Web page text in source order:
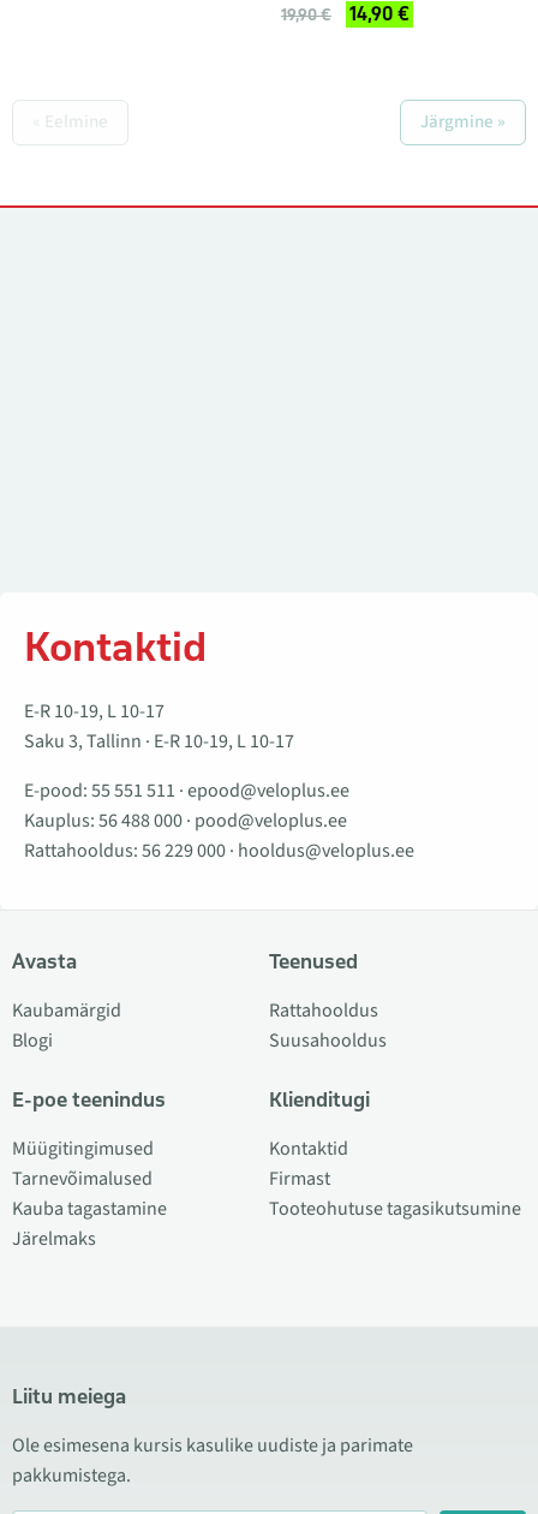
19,90 € 14,90 €
« Eelmine Järgmine »
Kontaktid
E-R 10-19, L 10-17
Saku 3, Tallinn · E-R 10-19, L 10-17
E-pood:55 551 511 ·epood@veloplus.ee
Kauplus:56 488 000· pood@veloplus.ee
Rattahooldus:56 229 000· hooldus@veloplus.ee
Avasta
Kaubamärgid
Blogi
E-poe teenindus
Müügitingimused
Tarnevõimalused
Kauba tagastamine
Järelmaks
Teenused
Rattahooldus
Suusahooldus
Klienditugi
Kontaktid
Firmast
Tooteohutuse tagasikutsumine
Liitu meiega
Ole esimesena kursis kasulike uudiste ja parimate
pakkumistega.